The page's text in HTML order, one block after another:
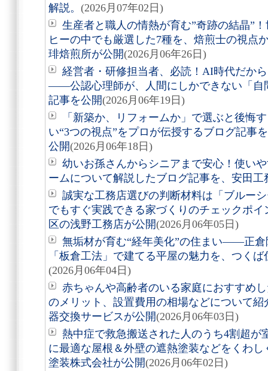
解説。 (2026月07年02日)
生産者と職人の情熱が育む”奇跡の結晶”
ヒーの中でも厳選した7種を、焙煎士の視点
琲焙煎所が公開(2026月06年26日)
経営者・研修担当者、必読！AI時代だか
――公認心理師が、人間にしかできない「自
記事を公開(2026月06年19日)
「新築か、リフォームか」で選ぶと後悔
い“3つの視点”をプロが伝授するブログ記事
公開(2026月06年18日)
幼いお孫さんからシニアまで安心！使い
ームについて解説したブログ記事を、安田工
誠実な工務店選びの判断材料は「ブルー
でもすぐ実践できる家づくりのチェックポ
区の浅野工務店が公開(2026月06年05日)
無垢材が育む“経年美化”の住まい――正倉
「板倉工法」で建てる平屋の魅力を、つく
(2026月06年04日)
赤ちゃんや高齢者のいる家庭におすすめ
のメリット、設置費用の相場などについて
器交換サービスが公開(2026月06年03日)
熱中症で救急搬送された人のうち4割超が
に最適な屋根＆外壁の遮熱塗装などをくわ
塗装株式会社が公開(2026月06年02日)